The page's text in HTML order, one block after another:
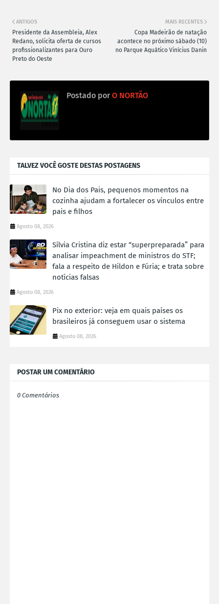
MAIS RECENTES
Copa Madeirão de natação
acontece no próximo sábado (10)
no Parque Aquático Vinícius Danin
ANTIGOS
Presidente da Assembleia, Alex
Redano, solicita oferta de cursos
profissionalizantes para Ouro
Preto do Oeste
Postado por O NORTÃO
TALVEZ VOCÊ GOSTE DESTAS POSTAGENS
No Dia dos Pais, pequenos momentos na
cozinha ajudam a fortalecer os vínculos entre
pais e filhos
Agosto 08, 2026
Sílvia Cristina diz estar “superpreparada” para
analisar impeachment de ministros do STF;
fala a respeito de Hildon e Fúria; e trata sobre
notícias falsas
Agosto 08, 2026
Pix no exterior: veja em quais países os
brasileiros já conseguem usar o sistema
Agosto 08, 2026
POSTAR UM COMENTÁRIO
0 Comentários